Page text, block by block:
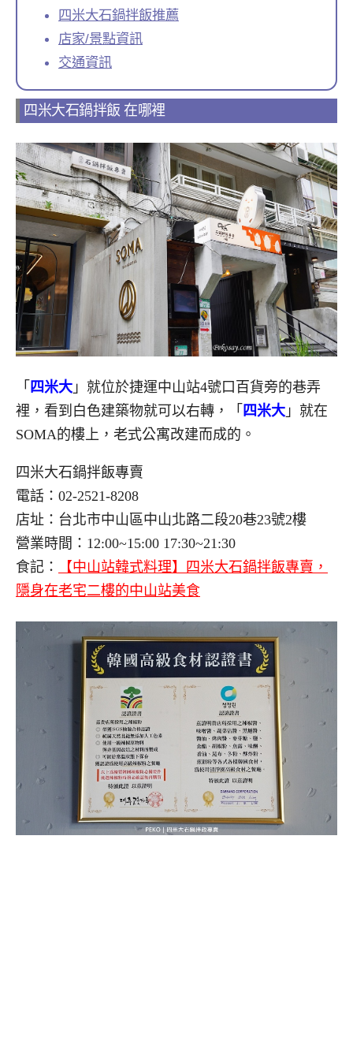
四米大石鍋拌飯推薦
店家/景點資訊
交通資訊
四米大石鍋拌飯 在哪裡
「 四米大 」就位於捷運中山站4號口百貨旁的巷弄
裡，看到白色建築物就可以右轉，「 四米大 」就在
SOMA的樓上，老式公寓改建而成的。
四米大石鍋拌飯專賣
電話：02-2521-8208
店址：台北市中山區中山北路二段20巷23號2樓
營業時間：12:00~15:00 17:30~21:30
食記：
【中山站韓式料理】四米大石鍋拌飯專賣，
隱身在老宅二樓的中山站美食